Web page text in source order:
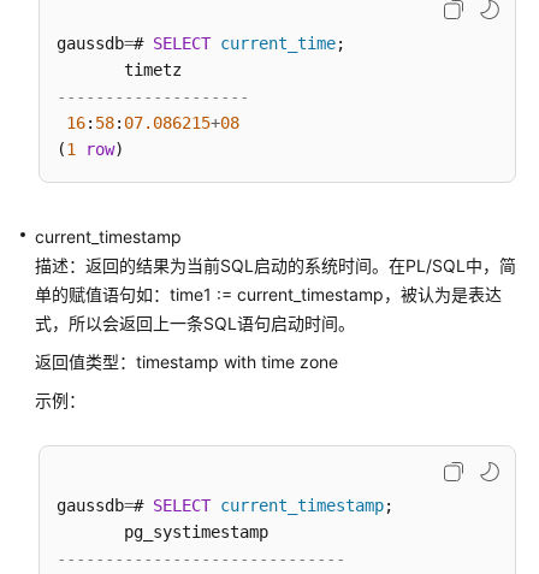
达
式
数
函
数
系
统
gaussdb=# SELECT current_time;
--------------------
16: 58: 07.086215+08
(1 row
current_timestamp
描述：返回的结果为当前SQL启动的系统时间。在PL/SQL中，简
单的赋值语句如：time1 := current_timestamp，被认为是表达
式，所以会返回上一条SQL语句启动时间。
返回值类型：timestamp with time zone
示例：
gaussdb=# SELECT current_timestamp;
------------------------------